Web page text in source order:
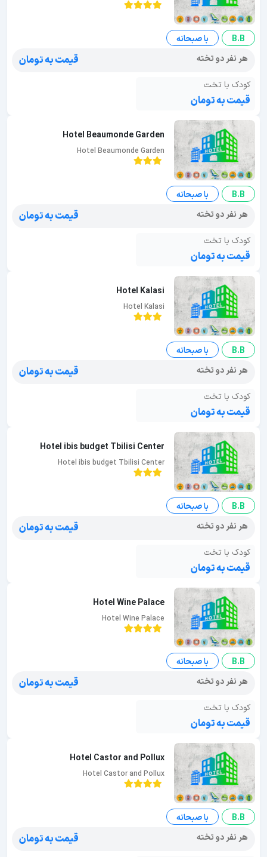
B.B
با صبحانه
هر نفر دو تخته
قیمت به تومان
کودک با تخت
قیمت به تومان
Hotel Beaumonde Garden
Hotel Beaumonde Garden
B.B
با صبحانه
هر نفر دو تخته
قیمت به تومان
کودک با تخت
قیمت به تومان
Hotel Kalasi
Hotel Kalasi
B.B
با صبحانه
هر نفر دو تخته
قیمت به تومان
کودک با تخت
قیمت به تومان
Hotel ibis budget Tbilisi Center
Hotel ibis budget Tbilisi Center
B.B
با صبحانه
هر نفر دو تخته
قیمت به تومان
کودک با تخت
قیمت به تومان
Hotel Wine Palace
Hotel Wine Palace
B.B
با صبحانه
هر نفر دو تخته
قیمت به تومان
کودک با تخت
قیمت به تومان
Hotel Castor and Pollux
Hotel Castor and Pollux
B.B
با صبحانه
هر نفر دو تخته
قیمت به تومان